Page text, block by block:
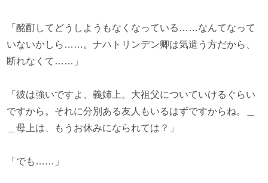
「酩酊してどうしようもなくなっている……なんてなって
いないかしら……。ナハトリンデン卿は気遣う方だから、
断れなくて……」
「彼は強いですよ、義姉上。大祖父についていけるぐらい
ですから。それに分別ある友人もいるはずですからね。＿
＿母上は、もうお休みになられては？」
「でも……」